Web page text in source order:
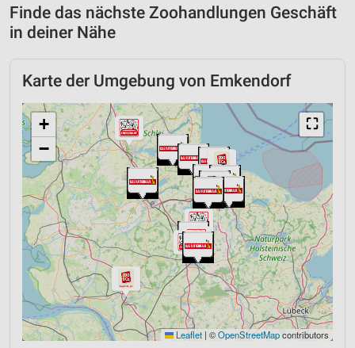
Finde das nächste Zoohandlungen Geschäft
in deiner Nähe
Karte der Umgebung von Emkendorf
⛶
+
−
Leaflet | ©OpenStreetMapcontributors